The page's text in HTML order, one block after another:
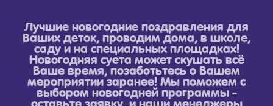
Лучшие новогодние поздравления для
Ваших деток, проводим дома, в школе,
саду и на специальных площадках!
Новогодняя суета может скушать всё
Ваше время, позаботьтесь о Вашем
мероприятии заранее! Мы поможем с
выбором новогодней программы -